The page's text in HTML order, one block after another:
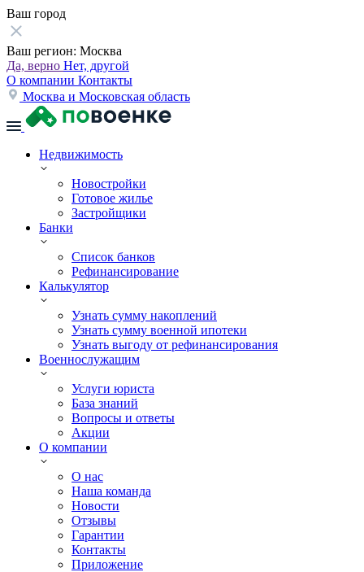
Ваш город
Ваш регион: Москва
Да, верно Нет, другой
О компании Контакты
Москва и Московская область
Недвижимость
Новостройки
Готовое жилье
Застройщики
Банки
Список банков
Рефинансирование
Калькулятор
Узнать сумму накоплений
Узнать сумму военной ипотеки
Узнать выгоду от рефинансирования
Военнослужащим
Услуги юриста
База знаний
Вопросы и ответы
Акции
О компании
О нас
Наша команда
Новости
Отзывы
Гарантии
Контакты
Приложение